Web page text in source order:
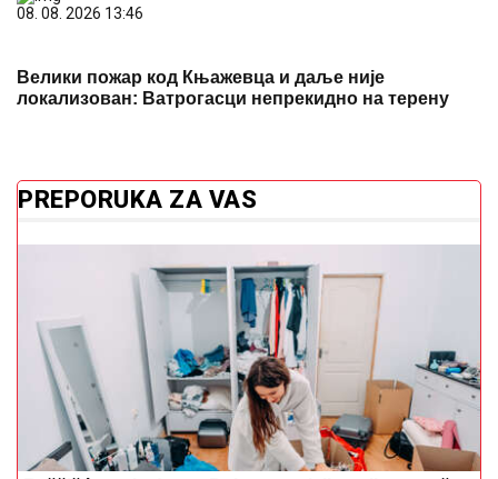
08. 08. 2026 13:46
Велики пожар код Књажевца и даље није
локализован: Ватрогасци непрекидно на терену
PREPORUKA ZA VAS